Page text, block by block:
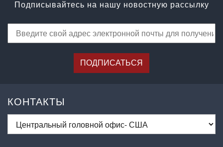
Подписывайтесь на нашу новостную рассылку
ПОДПИСАТЬСЯ
КОНТАКТЫ